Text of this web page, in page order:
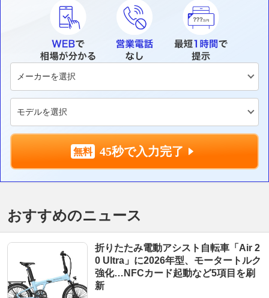
45秒で入力完了
おすすめのニュース
折りたたみ電動アシスト自転車「Air 2
0 Ultra」に2026年型、モータートルク
強化…NFCカード起動など5項目を刷
新